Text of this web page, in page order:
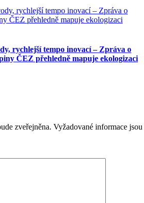
rychlejší tempo inovací – Zpráva o
ČEZ přehledně mapuje ekologizaci
zveřejněna. Vyžadované informace jsou